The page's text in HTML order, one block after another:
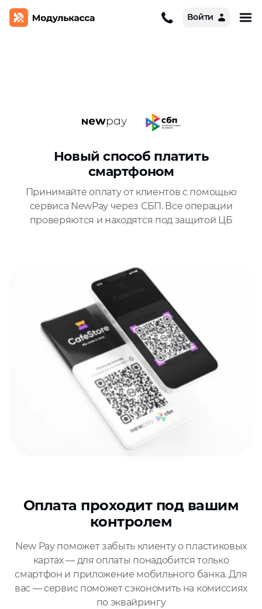
Войти
Подробнее
Новый способ платить
смартфоном
Принимайте оплату от клиентов с помощью
сервиса NewPay через СБП. Все операции
проверяются и находятся под защитой ЦБ
Оплата проходит под вашим
контролем
New Pay поможет забыть клиенту о пластиковых
картах — для оплаты понадобится только
смартфон и приложение мобильного банка. Для
вас — сервис поможет сэкономить на комиссиях
по эквайрингу